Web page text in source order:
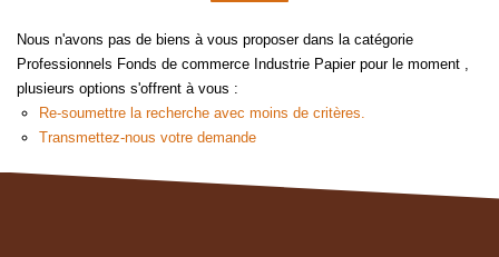
NOTRE AGENCE
Qui Sommes Nous
Notre Équipe
Nous Rejoindre
Créer une alerte
Nous n'avons pas de biens à vous proposer dans la catégorie
Professionnels Fonds de commerce Industrie Papier pour le moment ,
plusieurs options s'offrent à vous :
Re-soumettre la recherche avec moins de critères.
Transmettez-nous votre demande